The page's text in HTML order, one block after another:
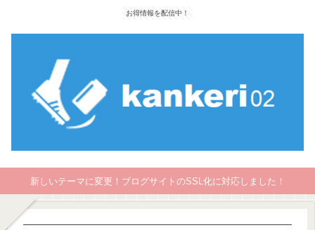
お得情報を配信中！
新しいテーマに変更！ブログサイトのSSL化に対応しました！